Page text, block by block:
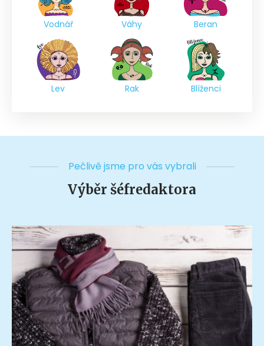
Vodnář Váhy Beran
Lev Rak Blíženci
Pečlivě jsme pro vás vybrali
Výběr šéfredaktora